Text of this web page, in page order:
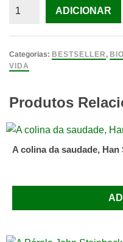
Quantidade
de
Tristeza
de
Elizabeth
ADICIONAR
Categorias: BESTSELLER ,
VIDA
Produtos
A colina da saudade, Han